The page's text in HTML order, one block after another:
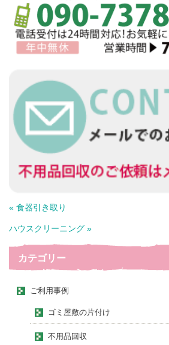
« 食器引き取り
ハウスクリーニング »
カテゴリー
ご利用事例
ゴミ屋敷の片付け
不用品回収